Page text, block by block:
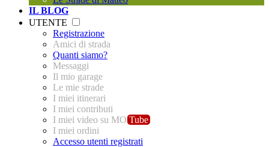
IL BLOG
UTENTE
Registrazione
Amici di strada
Quanti siamo?
Messaggi
Il mio garage
Le mie strade
I miei itinerari
I miei contributi
I miei video su MO Tube
I miei ordini
Accesso utenti registrati